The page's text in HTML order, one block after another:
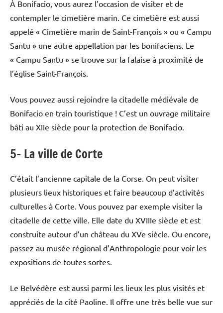
À Bonifacio, vous aurez l’occasion de visiter et de
contempler le cimetière marin. Ce cimetière est aussi
appelé « Cimetière marin de Saint-François » ou « Campu
Santu » une autre appellation par les bonifaciens. Le
« Campu Santu » se trouve sur la falaise à proximité de
l’église Saint-François.
Vous pouvez aussi rejoindre la citadelle médiévale de
Bonifacio en train touristique ! C’est un ouvrage militaire
bâti au XIIe siècle pour la protection de Bonifacio.
5- La ville de Corte
C’était l’ancienne capitale de la Corse. On peut visiter
plusieurs lieux historiques et faire beaucoup d’activités
culturelles à Corte. Vous pouvez par exemple visiter la
citadelle de cette ville. Elle date du XVIIIe siècle et est
construite autour d’un château du XVe siècle. Ou encore,
passez au musée régional d’Anthropologie pour voir les
expositions de toutes sortes.
Le Belvédère est aussi parmi les lieux les plus visités et
appréciés de la cité Paoline. Il offre une très belle vue sur